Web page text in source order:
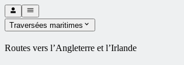
Traversées maritimes
Routes vers l’Angleterre et l’Irlande